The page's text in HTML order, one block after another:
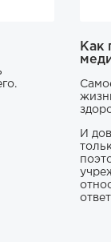
Как
И